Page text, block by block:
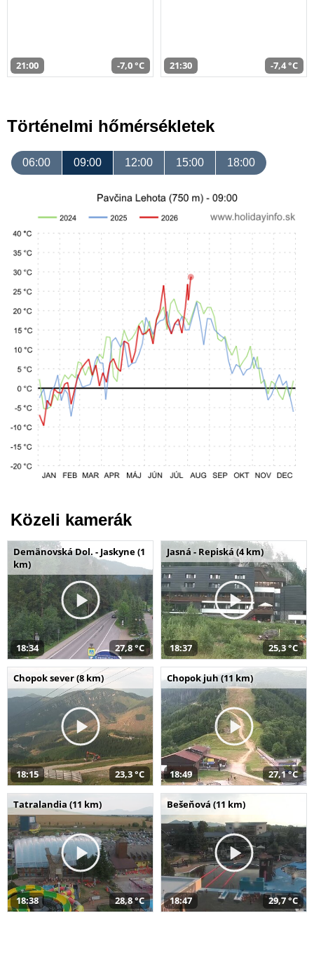
21:00 -7,0 °C 21:30 -7,4 °C
Történelmi hőmérsékletek
06:00 09:00 12:00 15:00 18:00
Közeli kamerák
Demänovská Dol. - Jaskyne (1
km)
18:34 27,8 °C
Jasná - Repiská (4 km)
18:37 25,3 °C
Chopok sever (8 km)
18:15 23,3 °C
Chopok juh (11 km)
18:49 27,1 °C
Tatralandia (11 km)
18:38 28,8 °C
Bešeňová (11 km)
18:47 29,7 °C